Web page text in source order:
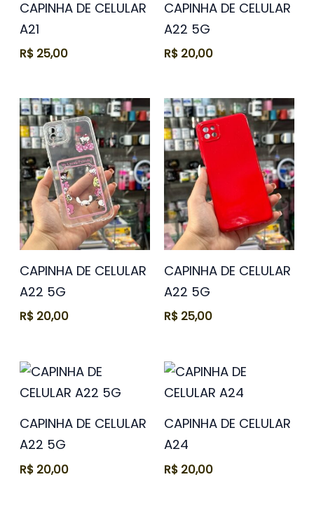
CAPINHA DE CELULAR
A21
R$ 25,00
CAPINHA DE CELULAR
A22 5G
R$ 20,00
CAPINHA DE CELULAR
A22 5G
R$ 20,00
CAPINHA DE CELULAR
A22 5G
R$ 25,00
CAPINHA DE CELULAR
A22 5G
R$ 20,00
CAPINHA DE CELULAR
A24
R$ 20,00